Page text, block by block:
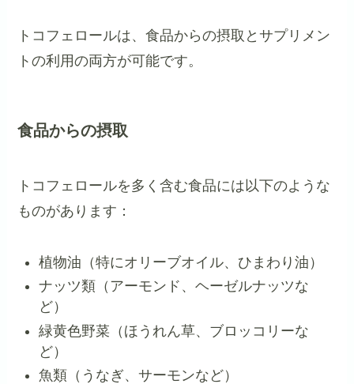
トコフェロールは、食品からの摂取とサプリメン
トの利用の両方が可能です。
食品からの摂取
トコフェロールを多く含む食品には以下のような
ものがあります：
植物油（特にオリーブオイル、ひまわり油）
ナッツ類（アーモンド、ヘーゼルナッツな
ど）
緑黄色野菜（ほうれん草、ブロッコリーな
ど）
魚類（うなぎ、サーモンなど）